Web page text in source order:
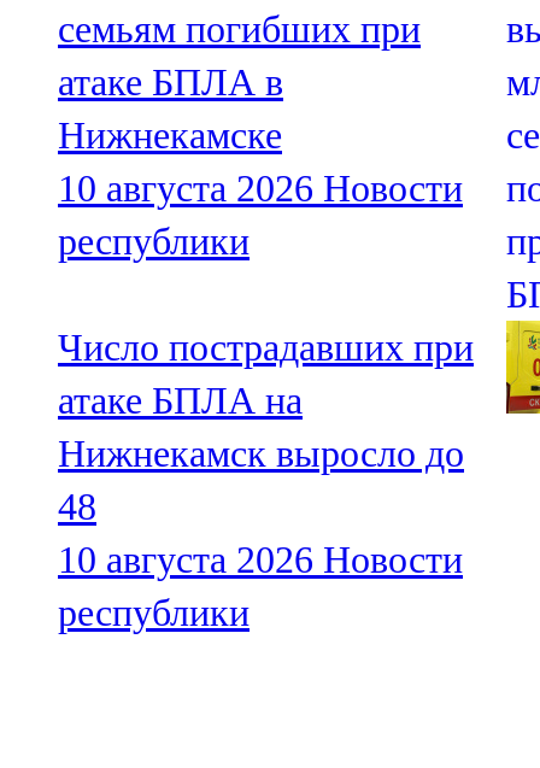
семьям погибших при
атаке БПЛА в
Нижнекамске
10 августа 2026 Новости
республики
Число пострадавших при
атаке БПЛА на
Нижнекамск выросло до
48
10 августа 2026 Новости
республики